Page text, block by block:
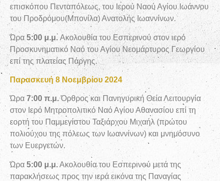
επισκόπου Πενταπόλεως, του Ιερού Ναού Αγίου Ιωάννου
του Προδρόμου(Μπονίλα) Ανατολής Ιωαννίνων.
Ώρα 5:00 μ.μ. Aκολουθία του Εσπερινού στον ιερό
Προσκυνηματικό Ναό του Αγίου Νεομάρτυρος Γεωργίου
επί της πλατείας Πάργης.
Παρασκευή 8 Νοεμβρίου 2024
Ώρα 7:00 π.μ.Όρθρος και Πανηγυρική Θεία Λειτουργία
στον Ιερό Μητροπολιτικό Ναό Αγίου Αθανασίου επί τη
εορτή του Παμμεγίστου Ταξιάρχου Μιχαήλ (πρώτου
πολιούχου της πόλεως των Ιωαννίνων) και μνημόσυνο
των Ευεργετών.
Ώρα 5:00 μ.μ.Ακολουθία του Εσπερινού μετά της
παρακλήσεως προς την ιερά εικόνα της Παναγίας